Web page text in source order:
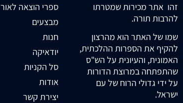
זהו אתר מכירות שמטרתו
להרבות תורה.
שמו של האתר הוא מהרצון
להקיף את הספרות ההלכתית,
האמונית, והעיונית על הש"ס
שהתפתחה במרוצת הדורות
על ידי גדולי הרוח של עם
ישראל.
ספרי הוצאה לאור
מבצעים
חנות
יודאיקה
סל הקניות
אודות
יצירת קשר